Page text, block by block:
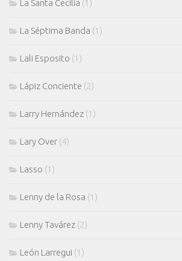
La Santa Cecilia (1)
La Séptima Banda (1)
Lali Esposito (1)
Lápiz Conciente (2)
Larry Hernández (1)
Lary Over (4)
Lasso (1)
Lenny de la Rosa (1)
Lenny Tavárez (2)
León Larregui (1)